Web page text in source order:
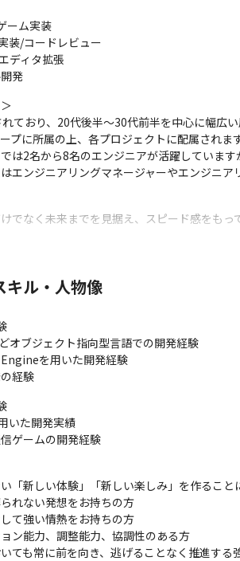
ーム実装
装/コードレビュー
ディタ拡張
発
れており、20代後半〜30代前半を中心に幅広
プに所属の上、各プロジェクトに配属されま
は2名から8名のエンジニアが活躍していま
エンジニアリングマネージャーやエンジニ
でなく未来までを見据え、スピード感をも
空中に浮遊する浮島、ドラゴンなどが存在
は、『ブラックスター -Theater Starless-』
います
イナー森山 尋（株式会社PICTOY）が務めます
ィ』
』
-Theater Starless-』
ターズ』
虎』
、魅力
く、自ら考えて行動でき、やりがいを持って
ルでのNo.1獲得を目指し、ゲーム開発に0か
キル・人物像
オブジェクト指向型言語での開発経験
を用いた開発経験
経験
いた開発実績
ゲームの開発経験
「新しい体験」「新しい楽しみ」を作ること
れない発想をお持ちの方
て強い情熱をお持ちの方
ン能力、調整能力、協調性のある方
ても常に前を向き、逃げることなく推進する